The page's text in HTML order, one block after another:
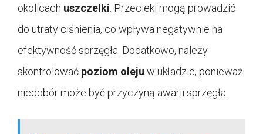
okolicach uszczelki. Przecieki mogą prowadzić
do utraty ciśnienia, co wpływa negatywnie na
efektywność sprzęgła. Dodatkowo, należy
skontrolować poziom oleju w układzie, ponieważ
niedobór może być przyczyną awarii sprzęgła.